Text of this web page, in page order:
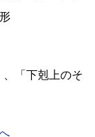
、「下剋上のそ